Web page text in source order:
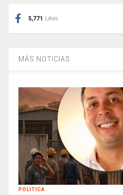
5,771 Likes
MÁS NOTICIAS
POLITICA